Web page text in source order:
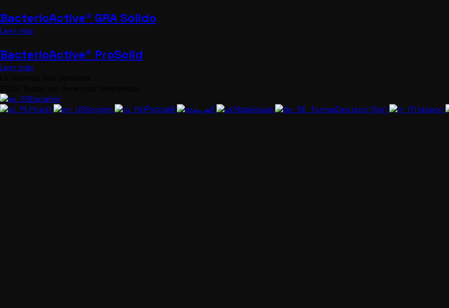
BacterioActive® GRA Sólido
Leer más
BacterioActive® ProSolid
Leer más
Español
Polski
English Русский Українська Deutsch (Sie) Italiano